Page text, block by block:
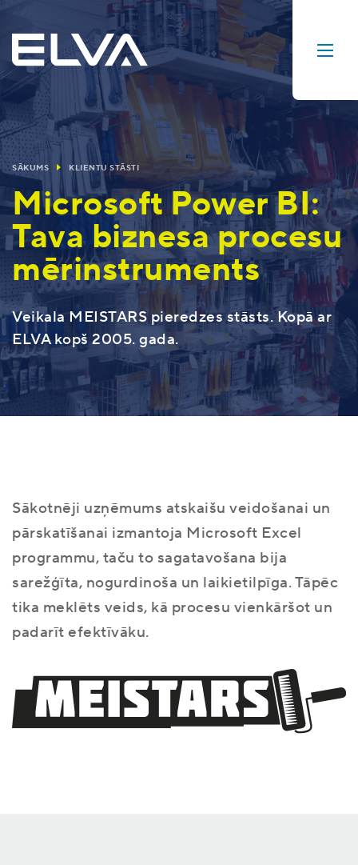
SĀKUMS KLIENTU STĀSTI
Microsoft Power BI:
Tava biznesa procesu
mērinstruments
Veikala MEISTARS pieredzes stāsts. Kopā ar
ELVA kopš 2005. gada.
Sākotnēji uzņēmums atskaišu veidošanai un
pārskatīšanai izmantoja Microsoft Excel
programmu, taču to sagatavošana bija
sarežģīta, nogurdinoša un laikietilpīga. Tāpēc
tika meklēts veids, kā procesu vienkāršot un
padarīt efektīvāku.